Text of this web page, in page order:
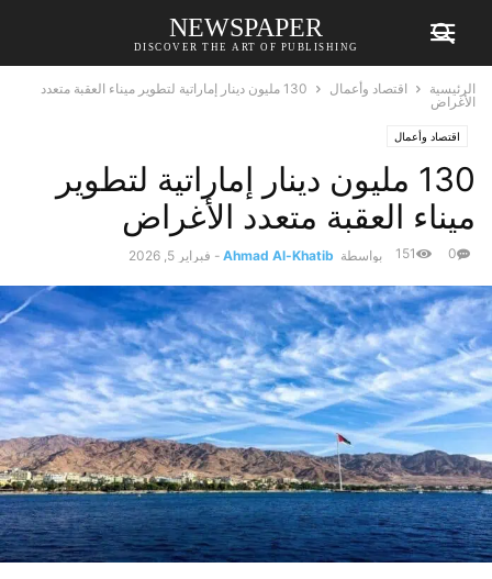
NEWSPAPER
DISCOVER THE ART OF PUBLISHING
الرئيسية اقتصاد وأعمال
130 مليون دينار إماراتية لتطوير ميناء العقبة متعدد
الأغراض
اقتصاد وأعمال
130 مليون دينار إماراتية لتطوير
ميناء العقبة متعدد الأغراض
بواسطة Ahmad Al-Khatib
- فبراير 5, 2026 0
151